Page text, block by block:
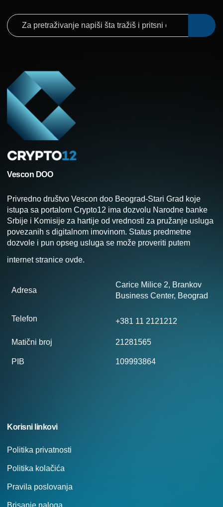
Vescon DOO
Privredno društvo Vescon doo Beograd-Stari Grad koje
istupa sa portalom Crypto12 ima dozvolu Narodne banke
Srbije i Komisije za hartije od vrednosti za pružanje usluga
povezanih s digitalnom imovinom. Status predmetne
dozvole i pun opseg usluga se može proveriti putem
internet stranice ovde.
Adresa
Carice Milice 2, Brankov
Business Center, Beograd
Telefon +381 11 2121212
Matični broj 21281565
PIB 109993864
Korisni linkovi
Politika privatnosti
Politika kolačića
Pravila poslovanja